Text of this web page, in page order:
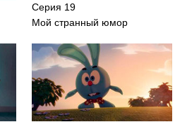
Серия 19
Мой странный юмор